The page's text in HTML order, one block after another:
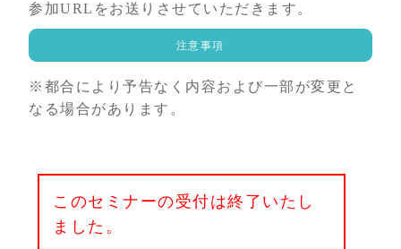
参加URLをお送りさせていただきます。
注意事項
※都合により予告なく内容および一部が変更と
なる場合があります。
このセミナーの受付は終了いたし
ました。